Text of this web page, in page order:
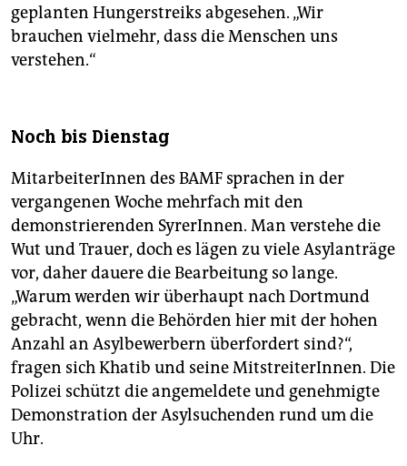
geplanten Hungerstreiks abgesehen. „Wir
brauchen vielmehr, dass die Menschen uns
verstehen.“
Noch bis Dienstag
MitarbeiterInnen des BAMF sprachen in der
vergangenen Woche mehrfach mit den
demonstrierenden SyrerInnen. Man verstehe die
Wut und Trauer, doch es lägen zu viele Asylanträge
vor, daher dauere die Bearbeitung so lange.
„Warum werden wir überhaupt nach Dortmund
gebracht, wenn die Behörden hier mit der hohen
Anzahl an Asylbewerbern überfordert sind?“,
fragen sich Khatib und seine MitstreiterInnen. Die
Polizei schützt die angemeldete und genehmigte
Demonstration der Asylsuchenden rund um die
Uhr.